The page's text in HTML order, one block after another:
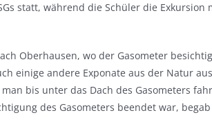
statt, während die Schüler die
Oberhausen, wo der Gasometer
einige andere Exponate aus der Natur
bis unter das Dach des Gasometers
des Gasometers beendet war,